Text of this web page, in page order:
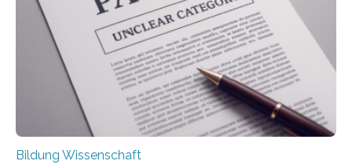
stehen im Mittelpunkt einer aktuellen Studie der
Hochschule Bochum. Im Rahmen des
Promotionsprojekts „BACKCamPAIN“ führt die
Doktorandin Deborah Jost (Hochschule Bochum,
Promotionskolleg NRW) derzeit eine Online-Umfrage
durch. Ziel ist es, herauszufinden,…
Bildung Wissenschaft